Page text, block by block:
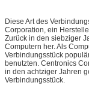
Diese Art des
Corporation, ein
Zurück in den siebziger
Computern her. Als
Verbindungsstück
benutzten. Centronics
in den achtziger Jahren
Verbindungsstück.